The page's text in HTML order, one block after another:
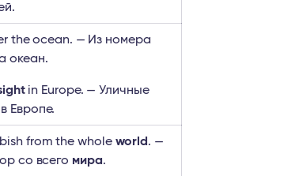
the ocean. — Из номера
океан.
in Europe. — Уличные
в Европе.
from the whole world . —
со всего мира.